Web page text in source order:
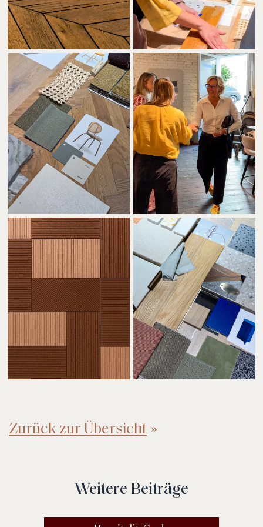
Zurück zur Übersicht
Weitere Beiträge